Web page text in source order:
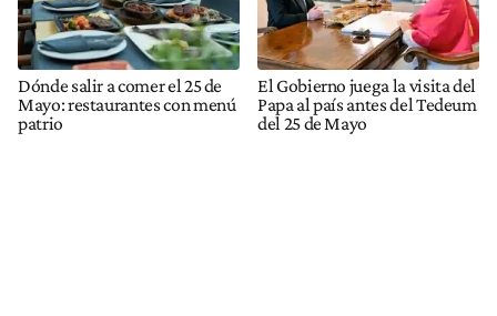
Dónde salir a comer el 25 de
Mayo: restaurantes con menú
patrio
El Gobierno juega la visita del
Papa al país antes del Tedeum
del 25 de Mayo